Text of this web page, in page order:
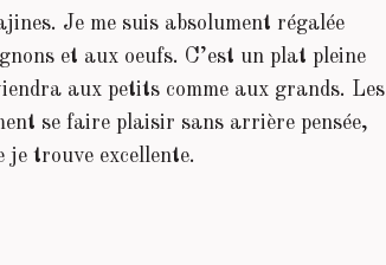
Je me suis absolument régalée
et aux oeufs. C’est un plat pleine
aux petits comme aux grands. Les
se faire plaisir sans arrière pensée,
je trouve excellente.